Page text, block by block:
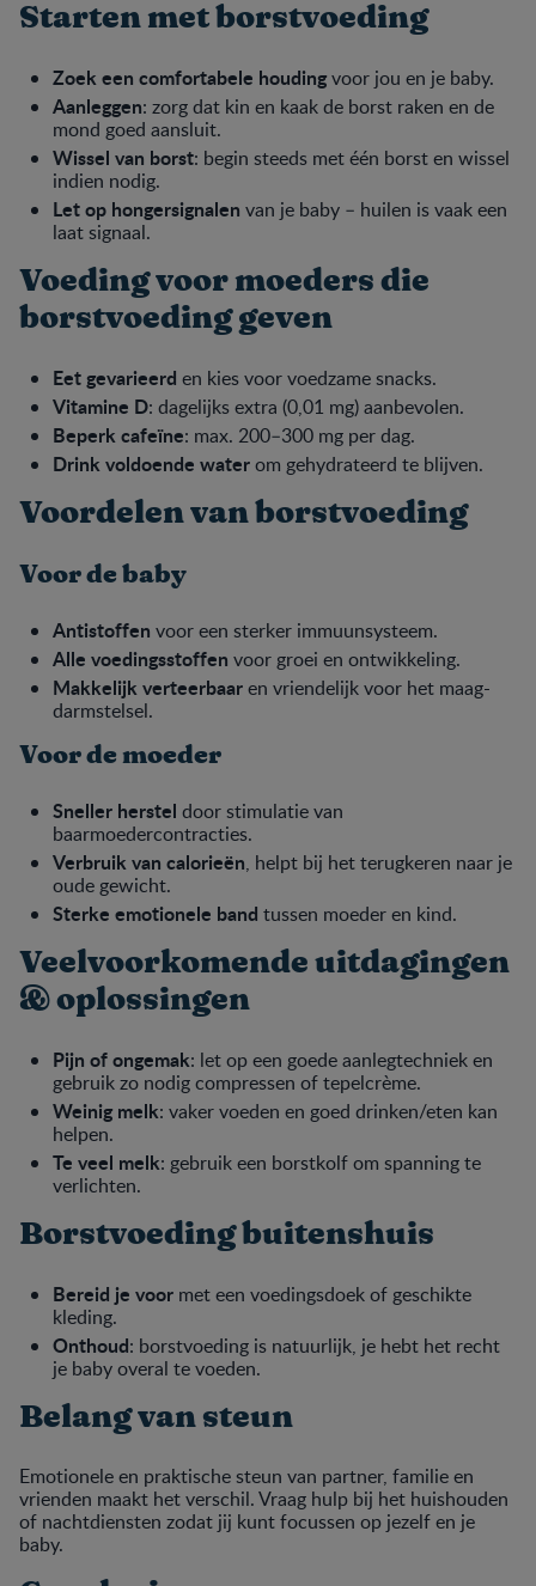
Starten met borstvoeding
Zoek een comfortabele houdingvoor jou en je baby.
Aanleggen: zorg dat kin en kaak de borst raken en de
mond goed aansluit.
Wissel van borst: begin steeds met één borst en wissel
indien nodig.
Let op hongersignalen van je baby – huilen is vaak een
laat signaal.
Voeding voor moeders die
borstvoeding geven
Eet gevarieerd en kies voor voedzame snacks.
Vitamine D: dagelijks extra (0,01 mg) aanbevolen.
Beperk cafeïne: max. 200–300 mg per dag.
Drink voldoende waterom gehydrateerd te blijven.
Voordelen van borstvoeding
Voor de baby
Antistoffen voor een sterker immuunsysteem.
Alle voedingsstoffen voor groei en ontwikkeling.
Makkelijk verteerbaaren vriendelijk voor het maag-
darmstelsel.
Voor de moeder
Sneller herstel door stimulatie van
baarmoedercontracties.
Verbruik van calorieën, helpt bij het terugkeren naar je
oude gewicht.
Sterke emotionele band tussen moeder en kind.
Veelvoorkomende uitdagingen
& oplossingen
Pijn of ongemak: let op een goede aanlegtechniek en
gebruik zo nodig compressen of tepelcrème.
Weinig melk: vaker voeden en goed drinken/eten kan
helpen.
Te veel melk: gebruik een borstkolf om spanning te
verlichten.
Borstvoeding buitenshuis
Bereid je voor met een voedingsdoek of geschikte
kleding.
Onthoud: borstvoeding is natuurlijk, je hebt het recht
je baby overal te voeden.
Belang van steun
Emotionele en praktische steun van partner, familie en
vrienden maakt het verschil. Vraag hulp bij het huishouden
of nachtdiensten zodat jij kunt focussen op jezelf en je
baby.